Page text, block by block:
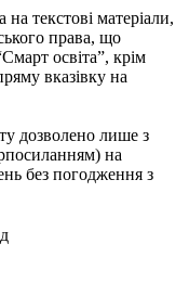
текстові матеріали,
права, що
освіта”, крім
вказівку на
дозволено лише з
на
без погодження з